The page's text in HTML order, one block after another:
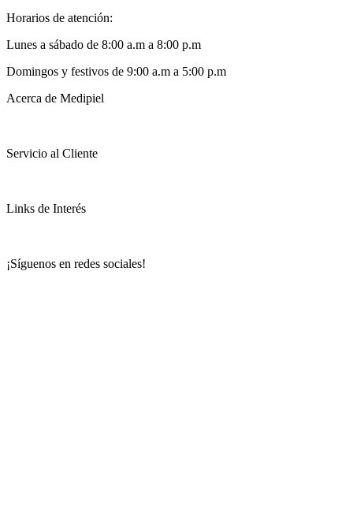
Horarios de atención:
Lunes a sábado de 8:00 a.m a 8:00 p.m
Domingos y festivos de 9:00 a.m a 5:00 p.m
Acerca de Medipiel
Servicio al Cliente
Links de Interés
¡Síguenos en redes sociales!